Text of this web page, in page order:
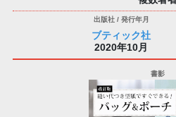
ブティック社
2020年10月